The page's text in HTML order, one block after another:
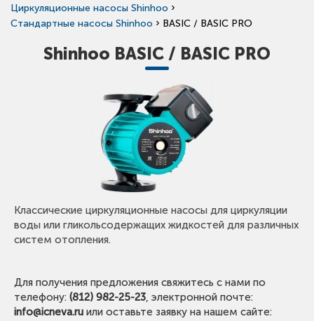
Циркуляционные насосы Shinhoo ›
Стандартные насосы Shinhoo › BASIC / BASIC PRO
Shinhoo BASIC / BASIC PRO
Классические циркуляционные насосы для циркуляции
воды или гликольсодержащих жидкостей для различных
систем отопления.
Для получения предложения свяжитесь с нами по
телефону: (812) 982-25-23, электронной почте:
info@icneva.ru или оставьте заявку на нашем сайте: